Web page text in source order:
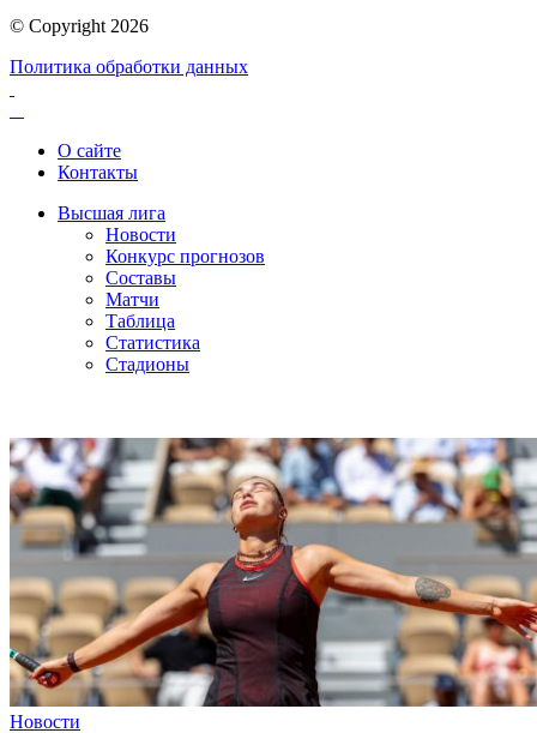
© Copyright 2026
Политика обработки данных
О сайте
Контакты
Высшая лига
Новости
Конкурс прогнозов
Составы
Матчи
Таблица
Статистика
Стадионы
Новости